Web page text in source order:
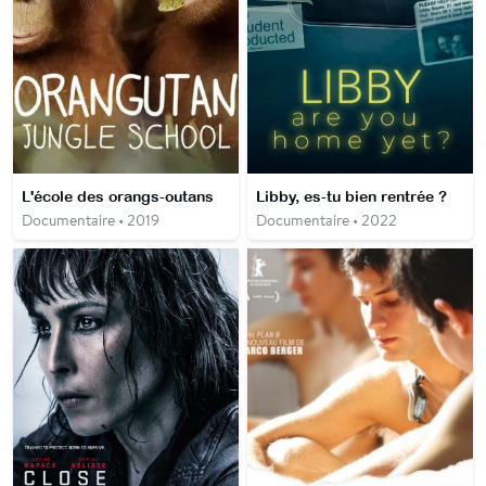
L'école des orangs-outans
Documentaire • 2019
Libby, es-tu bien rentrée ?
Documentaire • 2022